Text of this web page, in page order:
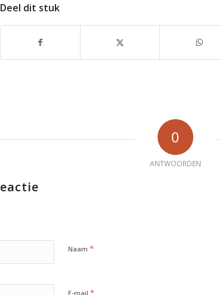
Deel dit stuk
0
ANTWOORDEN
Naam*
E-mail*